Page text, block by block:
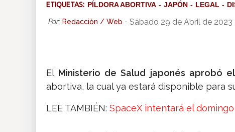
ETIQUETAS: PÍLDORA ABORTIVA JAPÓN LEGAL
Por: Redacción / Web - Sábado 29 de Abril de 2023
El Ministerio de Salud japonés aprobó
abortiva, la cual ya estará disponible para
LEE TAMBIÉN: SpaceX intentará el